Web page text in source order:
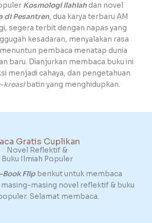
Kosmologi Ilahiahdan novel
di Pesantren, dua karya terbaru AM
segera terbit dengan napas yang
kesadaran, menyalakan rasa
pembaca menatap dunia
baru. Dianjurkan membaca buku ini
menjadi cahaya, dan pengetahuan
kreasibatin yang menghidupkan.
Gratis Cuplikan
Novel Reflektif &
Buku Ilmiah Populer
Book Flip berikutuntuk membaca
masing novel reflektif & buku
. Selamat membaca.